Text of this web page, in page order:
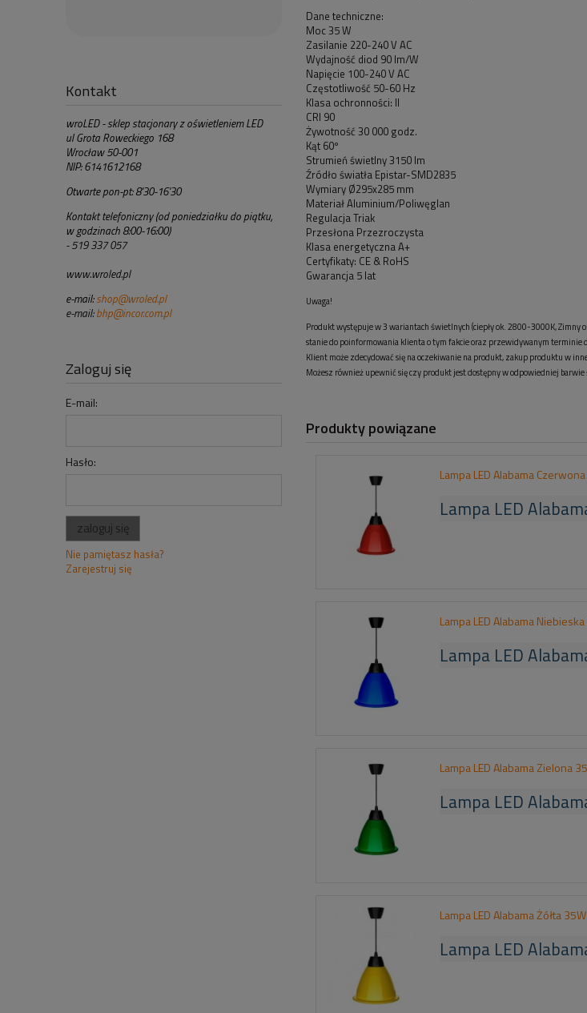
Kontakt
wroLED - sklep stacjonary z oświetleniem LED
ul Grota Roweckiego 168
Wrocław 50-001
NIP: 6141612168
Otwarte pon-pt: 8'30-16'30
Kontakt telefoniczny (od poniedziałku do piątku,
w godzinach 8:00-16:00)
- 519 337 057
www.wroled.pl
e-mail: shop@wroled.pl
e-mail:bhp@incor.com.pl
Zaloguj się
E-mail:
Hasło:
zaloguj się
Nie pamiętasz hasła?
Zarejestruj się
Dane techniczne:
Moc 35 W
Zasilanie 220-240 V AC
Wydajność diod 90 lm/W
Napięcie 100-240 V AC
Częstotliwość 50-60 Hz
Klasa ochronności: II
CRI 90
Żywotność 30 000 godz.
Kąt 60º
Strumień świetlny 3150 lm
Źródło światła Epistar-SMD2835
Wymiary Ø295x285 mm
Materiał Aluminium/Poliwęglan
Regulacja Triak
Przesłona Przezroczysta
Klasa energetyczna A+
Certyfikaty: CE & RoHS
Gwarancja 5 lat
Uwaga!
Produkt występuje w 3 wariantach świetlnych (ciepły ok. 2800-3000K,
stanie do poinformowania klienta o tym fakcie oraz przewidywanym terminie
Klient może zdecydować się na oczekiwanie na produkt, zakup produktu w
Możesz również upewnić się czy produkt jest dostępny w odpowiedniej
Produkty powiązane
Lampa LED Alabama
Lampa LED
Lampa LED Alabama
Lampa LED
Lampa LED Alabama Zielona
Lampa LED
Lampa LED Alabama Żółta 35W
Lampa LED